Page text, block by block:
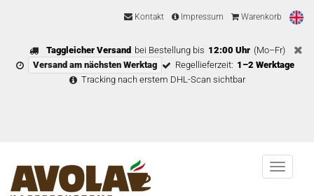
Kontakt Impressum Warenkorb
Taggleicher Versand bei Bestellung bis 12:00 Uhr (Mo–Fr)
Versand am nächsten Werktag
Regellieferzeit: 1–2 Werktage
Tracking nach erstem DHL-Scan sichtbar
Menu